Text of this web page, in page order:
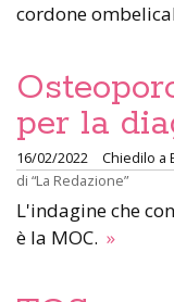
cordone
per la
16/02/2022
Chiedilo a
di “La Redazione”
L'indagine che
è la MOC. »